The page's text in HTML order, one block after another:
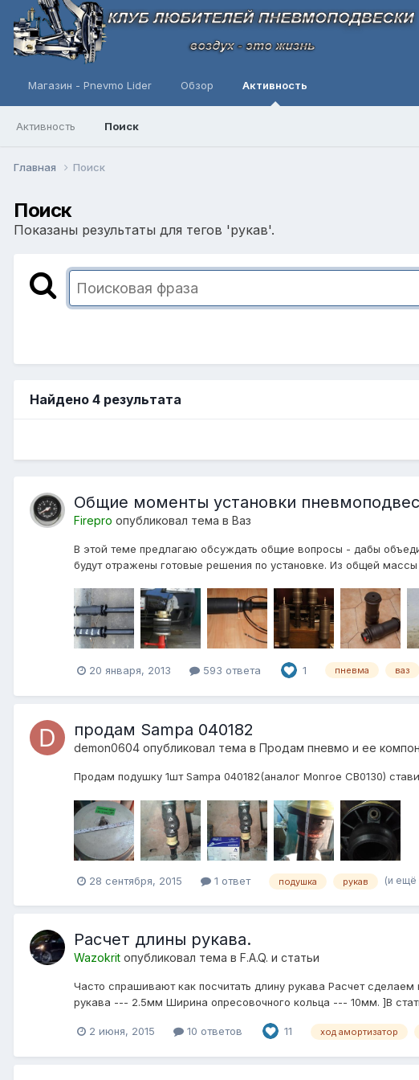
Магазин - Pnevmo Lider Обзор Активность
Активность Поиск
Главная Поиск
Поиск
Показаны результаты для тегов 'рукав'.
Найдено 4 результата
Общие моменты установки
Firepro опубликовал тема в Ваз
В этой теме предлагаю обсуждать общие вопросы - дабы
будут отражены готовые решения по установке. Из общей
20 января, 2013 593 ответа 1 пневма ваз
продам Sampa 040182
demon0604 опубликовал тема в Продам пневмо и ее
Продам подушку 1шт Sampa 040182(аналог Monroe CB0130)
28 сентября, 2015 1 ответ подушка рукав (и ещё
Расчет длины рукава.
Wazokrit опубликовал тема в F.A.Q. и статьи
Часто спрашивают как посчитать длину рукава Расчет
рукава --- 2.5мм Ширина опресовочного кольца --- 10мм. ]В
2 июня, 2015 10 ответов 11 ход амортизатор